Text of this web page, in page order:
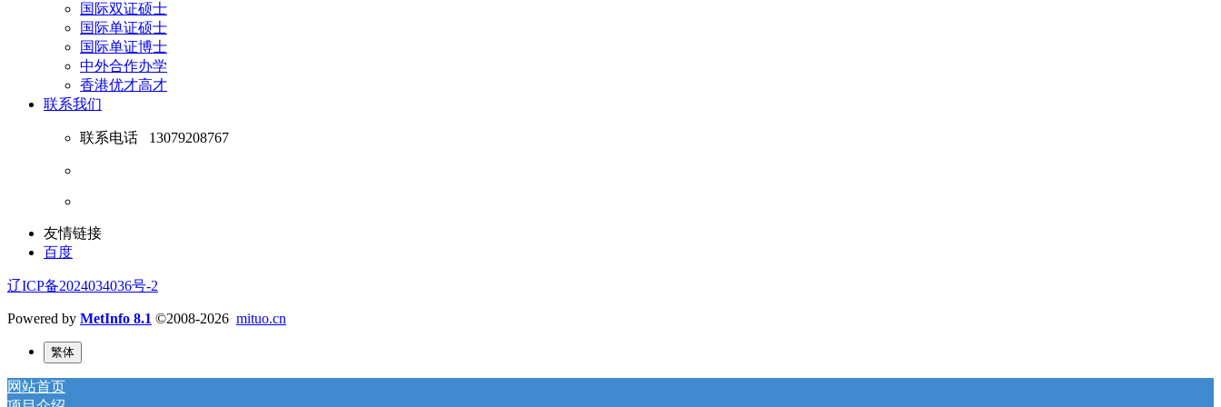
国际双证硕士
国际单证硕士
国际单证博士
中外合作办学
香港优才高才
联系我们
联系电话 13079208767
友情链接
百度
辽ICP备2024034036号-2
Powered by MetInfo 8.1 ©2008-2026 mituo.cn
繁体
网站首页